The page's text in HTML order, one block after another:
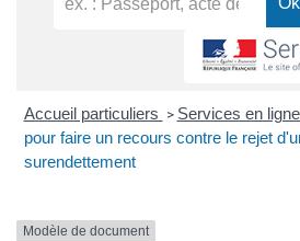
Accueil particuliers > Services en
pour faire un recours contre le rejet
surendettement
Modèle de document